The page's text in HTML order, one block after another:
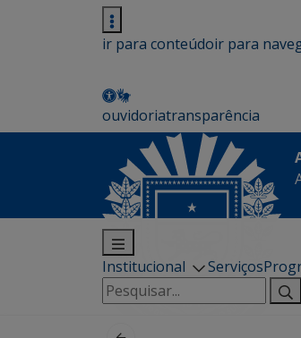
ir para conteúdoir para
ouvidoriatransparência
Institucional Serviços
Pesquisar
por: